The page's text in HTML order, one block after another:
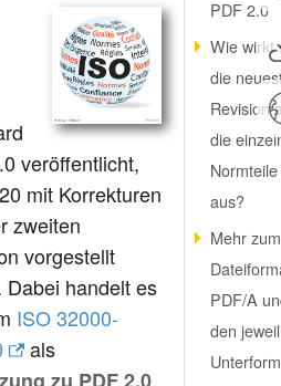
Auszeit
veröffentlicht,
mit Korrekturen
zweiten
vorgestellt
Dabei handelt es
ISO 32000-
als
.
PDF 2.0
Wie wirkt
die
Revision
die
Normteile
aus?
Mehr zum
PDF/A
den